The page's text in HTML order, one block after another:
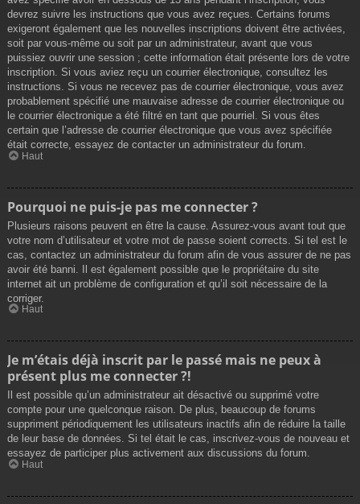
devrez suivre les instructions que vous avez reçues. Certains forums
exigeront également que les nouvelles inscriptions doivent être activées,
soit par vous-même ou soit par un administrateur, avant que vous
puissiez ouvrir une session ; cette information était présente lors de votre
inscription. Si vous aviez reçu un courrier électronique, consultez les
instructions. Si vous ne recevez pas de courrier électronique, vous avez
probablement spécifié une mauvaise adresse de courrier électronique ou
le courrier électronique a été filtré en tant que pourriel. Si vous êtes
certain que l’adresse de courrier électronique que vous avez spécifiée
était correcte, essayez de contacter un administrateur du forum.
Haut
Pourquoi ne puis-je pas me connecter ?
Plusieurs raisons peuvent en être la cause. Assurez-vous avant tout que
votre nom d’utilisateur et votre mot de passe soient corrects. Si tel est le
cas, contactez un administrateur du forum afin de vous assurer de ne pas
avoir été banni. Il est également possible que le propriétaire du site
internet ait un problème de configuration et qu’il soit nécessaire de la
corriger.
Haut
Je m’étais déjà inscrit par le passé mais ne peux à
présent plus me connecter ?!
Il est possible qu’un administrateur ait désactivé ou supprimé votre
compte pour une quelconque raison. De plus, beaucoup de forums
suppriment périodiquement les utilisateurs inactifs afin de réduire la taille
de leur base de données. Si tel était le cas, inscrivez-vous de nouveau et
essayez de participer plus activement aux discussions du forum.
Haut